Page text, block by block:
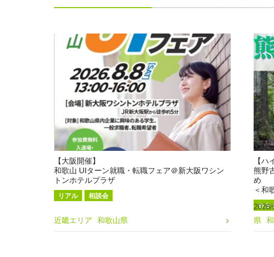
【大阪開催】
和歌山 UIターン就職・転職フェア＠新大阪ワシン
トンホテルプラザ
リアル 相談会
近畿エリア 和歌山県
【ハ
熊野
め
＜和
セミ
2026/
県